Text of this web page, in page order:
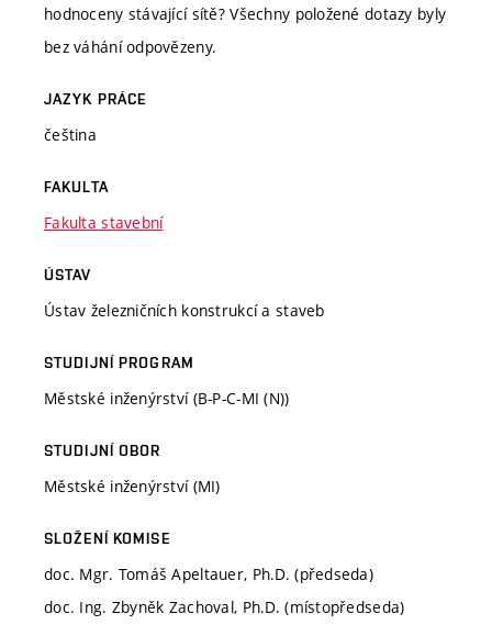
hodnoceny stávající sítě? Všechny položené dotazy byly
bez váhání odpovězeny.
JAZYK PRÁCE
čeština
FAKULTA
Fakulta stavební
ÚSTAV
Ústav železničních konstrukcí a staveb
STUDIJNÍ PROGRAM
Městské inženýrství (B-P-C-MI (N))
STUDIJNÍ OBOR
Městské inženýrství (MI)
SLOŽENÍ KOMISE
doc. Mgr. Tomáš Apeltauer, Ph.D. (předseda)
doc. Ing. Zbyněk Zachoval, Ph.D. (místopředseda)